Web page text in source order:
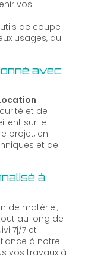
vos
de coupe
usages, du
avec
et de
sur le
projet, en
et de
à
de matériel,
au long de
7j/7 et
à notre
vos travaux à